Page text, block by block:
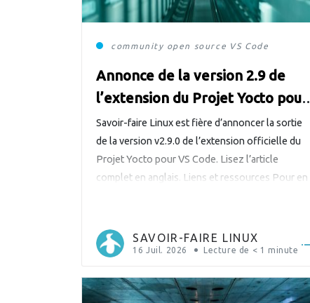
community open source VS Code
Annonce de la version 2.9 de
l’extension du Projet Yocto pour
VS Code
Savoir-faire Linux est fière d’annoncer la sortie
de la version v2.9.0 de l’extension officielle du
Projet Yocto pour VS Code. Lisez l’article
complet en anglais. Liens et ressources Pour en
l’extension depuis le magasin VS Code Parcourez
le code, signalez des […]
SAVOIR-FAIRE LINUX
16 Juil. 2026 Lecture de < 1 minute